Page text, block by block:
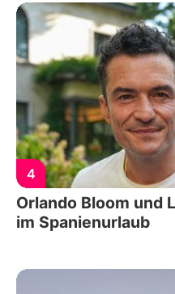
4
Orlando Bloom und
im Spanienurlaub